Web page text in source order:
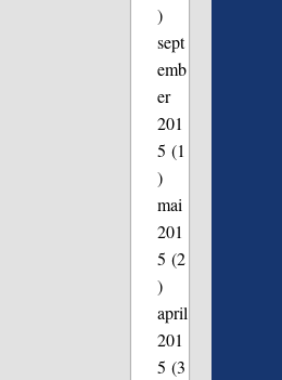
)
sept
emb
er
201
5 (1
)
mai
201
5 (2
)
april
201
5 (3